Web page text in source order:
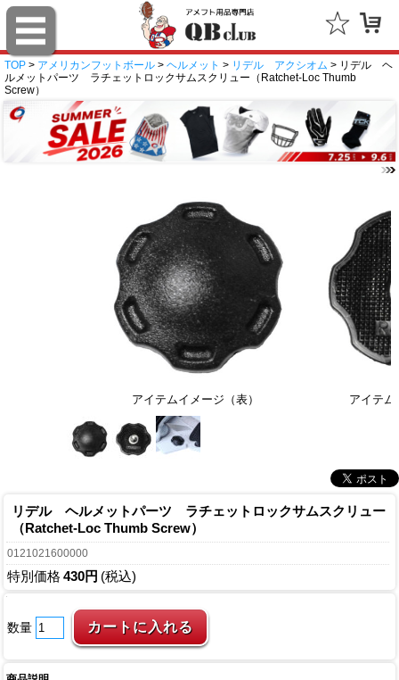
TOP > アメリカンフットボール > ヘルメット > リデル アクシオム > リデル ヘ
ルメットパーツ ラチェットロックサムスクリュー（Ratchet-Loc Thumb
Screw）
アイテムイメージ（表） アイテム
リデル ヘルメットパーツ ラチェットロックサムスクリュー
（Ratchet-Loc Thumb Screw）
0121021600000
特別価格 430円 (税込)
数量